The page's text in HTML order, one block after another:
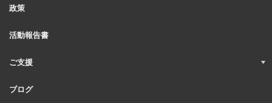
政策
活動報告書
ご支援
ブログ